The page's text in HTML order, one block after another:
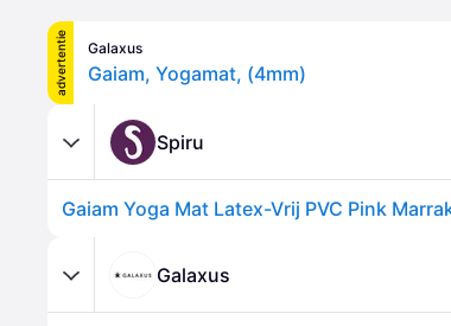
advertentie Galaxus
Gaiam, Yogamat, (4mm)
Spiru
Galaxus